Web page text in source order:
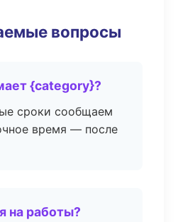
вопросы
{category}?
сроки сообщаем
время — после
на работы?